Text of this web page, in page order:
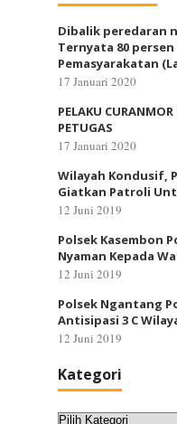
Dibalik peredaran
Ternyata 80
Pemasyarakatan
17 Januari 2020
PELAKU
PETUGAS
17 Januari 2020
Wilayah Kondusif,
Giatkan Patroli
12 Juni 2019
Polsek Kasembon
Nyaman Kepada
12 Juni 2019
Polsek Ngantang
Antisipasi 3 C
12 Juni 2019
Kategori
Kategori